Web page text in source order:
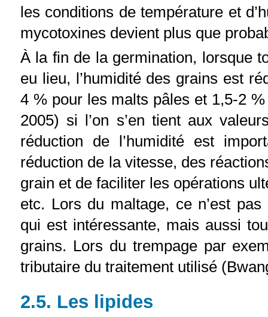
les conditions de température et
mycotoxines devient plus que
À la fin de la germination, lorsque
eu lieu, l’humidité des grains est
4 % pour les malts pâles et 1,5-2
2005) si l’on s’en tient aux
réduction de l’humidité est
réduction de la vitesse, des
grain et de faciliter les opérations
etc. Lors du maltage, ce n’est
qui est intéressante, mais aussi
grains. Lors du trempage par
tributaire du traitement utilisé
2.5. Les lipides